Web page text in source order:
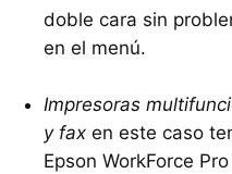
doble cara sin
en el menú.
Impresoras
y fax en este caso
Epson WorkForce